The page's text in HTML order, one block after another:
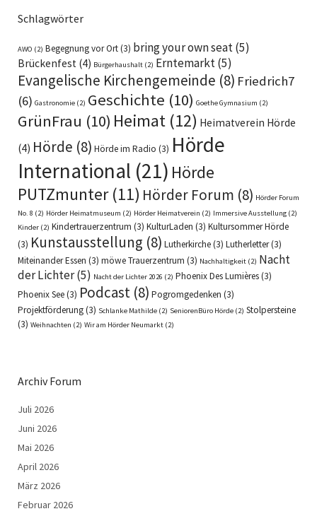
Schlagwörter
AWO (2) Begegnung vor Ort(3) bring your own seat(5)
Brückenfest (4) Bürgerhaushalt (2) Erntemarkt(5)
Evangelische Kirchengemeinde (8) Friedrich7
(6) Gastronomie (2) Geschichte (10) Goethe Gymnasium (2)
GrünFrau (10) Heimat (12) Heimatverein Hörde
(4) Hörde (8) Hörde im Radio (3) Hörde
International (21) Hörde
PUTZmunter(11) Hörder Forum (8) Hörder Forum
No. 8 (2) Hörder Heimatmuseum (2) Hörder Heimatverein (2) Immersive Ausstellung (2)
Kinder (2) Kindertrauerzentrum (3) KulturLaden (3) Kultursommer Hörde
(3) Kunstausstellung (8) Lutherkirche(3) Lutherletter(3)
Miteinander Essen (3) möwe Trauerzentrum (3) Nachhaltigkeit (2) Nacht
der Lichter(5) Nacht der Lichter 2026 (2) Phoenix Des Lumières(3)
Phoenix See(3) Podcast (8) Pogromgedenken (3)
Projektförderung(3) Schlanke Mathilde (2) SeniorenBüro Hörde (2) Stolpersteine
(3) Weihnachten (2) Wir am Hörder Neumarkt (2)
Archiv Forum
Juli 2026
Juni 2026
Mai 2026
April 2026
März 2026
Februar 2026